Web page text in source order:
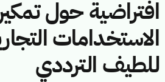
افتراضية حول
الاستخدامات
للطيف الترددي